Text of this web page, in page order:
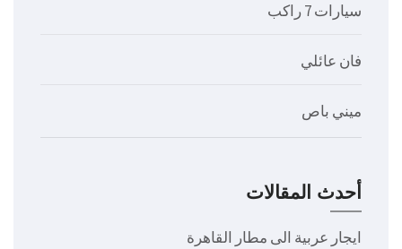
سيارات 7 راكب
فان عائلي
ميني باص
أحدث المقالات
ايجار عربية الى مطار القاهرة